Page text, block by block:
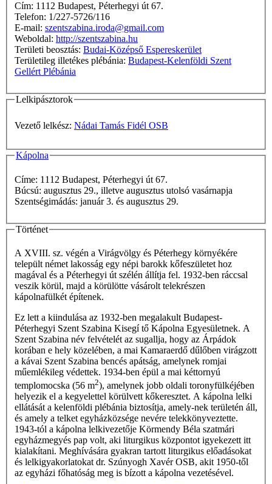
Cím: 1112 Budapest, Péterhegyi út 67.
Telefon: 1/227-5726/116
E-mail: szentszabina.iroda@gmail.com
Weboldal: http://szentszabina.hu
Területi beosztás: Budai-Középső Espereskerület
Területileg illetékes plébánia: Budapest-Kelenföldi Szent
Gellért Plébánia
Lelkipásztorok
Vezető lelkész: Nádai Tamás Fidél OSB
Kápolna
Címe: 1112 Budapest, Péterhegyi út 67.
Búcsú: augusztus 29., illetve augusztus utolsó vasárnapja
Szentségimádás: január 3. és augusztus 29.
Történet
A XVIII. sz. végén a Virágvölgy és Péterhegy környékére
települt német lakosság egy népi barokk kőfeszületet hoz
magával és a Péterhegyi út szélén állítja fel. 1932-ben ráccsal
veszik körül, majd a körülötte vásárolt telekrészen
kápolnafülkét építenek.
Ez lett a kiindulása az 1932-ben megalakult Budapest-
Péterhegyi Szent Szabina Kisegí­ tő Kápolna Egyesületnek. A
Szent Szabina név felvételét az sugallja, hogy az Árpádok
korában e hely közelében, a mai Kamaraerdő dűlőben virágzott
a kávai Szent Szabina bencés apátság, amelynek romjai
műemlékileg védettek. 1934-ben épül a mai kéttornyú
templomocska (56 m2), amelynek jobb oldali toronyfülkéjében
helyezik el a kegyelettel körülvett kőkeresztet. A kápolna lelki
ellátását a kelenföldi plébánia biztosítja, amely-nek területén áll,
és amely a telket egyházközsége nevére telekkönyveztette.
1943-tól a kápolna lelkivezetője Körmendy Béla szatmári
egyházmegyés pap volt, aki liturgikus központot igyekezett itt
kialakítani. Meghívására gyakran tartott liturgikus előadásokat
és lelkigyakorlatokat dr. Szúnyogh Xavér OSB, akit 1950-től
az egyházi főhatóság meg is bízott a kápolna vezetésével.